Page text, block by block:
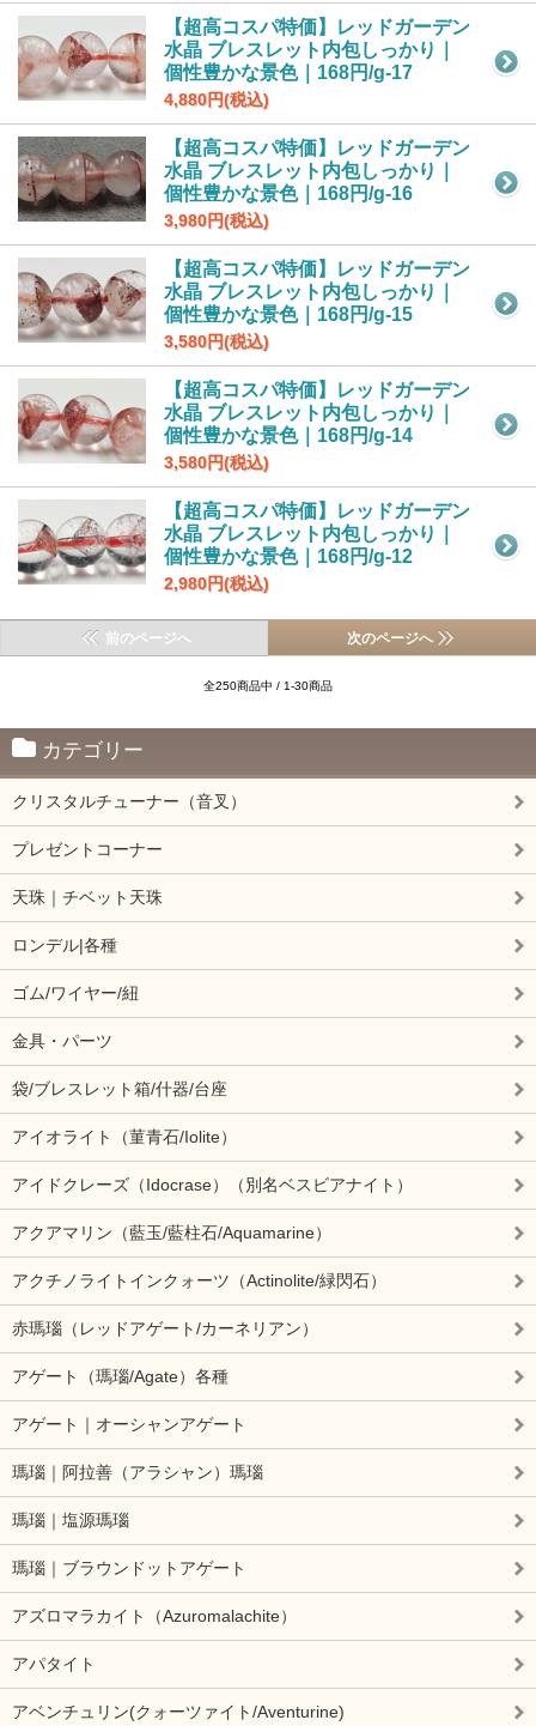
【超高コスパ特価】レッドガーデン
水晶 ブレスレット内包しっかり｜
個性豊かな景色｜168円/g-17
4,880円(税込)
【超高コスパ特価】レッドガーデン
水晶 ブレスレット内包しっかり｜
個性豊かな景色｜168円/g-16
3,980円(税込)
【超高コスパ特価】レッドガーデン
水晶 ブレスレット内包しっかり｜
個性豊かな景色｜168円/g-15
3,580円(税込)
【超高コスパ特価】レッドガーデン
水晶 ブレスレット内包しっかり｜
個性豊かな景色｜168円/g-14
3,580円(税込)
【超高コスパ特価】レッドガーデン
水晶 ブレスレット内包しっかり｜
個性豊かな景色｜168円/g-12
2,980円(税込)
前のページへ 次のページへ
全250商品中 / 1-30商品
カテゴリー
クリスタルチューナー（音叉）
プレゼントコーナー
天珠｜チベット天珠
ロンデル|各種
ゴム/ワイヤー/紐
金具・パーツ
袋/ブレスレット箱/什器/台座
アイオライト（菫青石/Iolite）
アイドクレーズ（Idocrase）（別名ベスビアナイト）
アクアマリン（藍玉/藍柱石/Aquamarine）
アクチノライトインクォーツ（Actinolite/緑閃石）
赤瑪瑙（レッドアゲート/カーネリアン）
アゲート（瑪瑙/Agate）各種
アゲート｜オーシャンアゲート
瑪瑙｜阿拉善（アラシャン）瑪瑙
瑪瑙｜塩源瑪瑙
瑪瑙｜ブラウンドットアゲート
アズロマラカイト（Azuromalachite）
アパタイト
アベンチュリン(クォーツァイト/Aventurine)